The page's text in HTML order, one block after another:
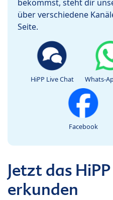
bekommst, steht dir
über verschiedene
Seite.
HiPP Live Chat Whats-
Facebook
Jetzt das
erkunden